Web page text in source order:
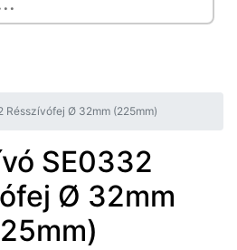
Résszívófej Ø 32mm (225mm)
SE0332
Ø 32mm